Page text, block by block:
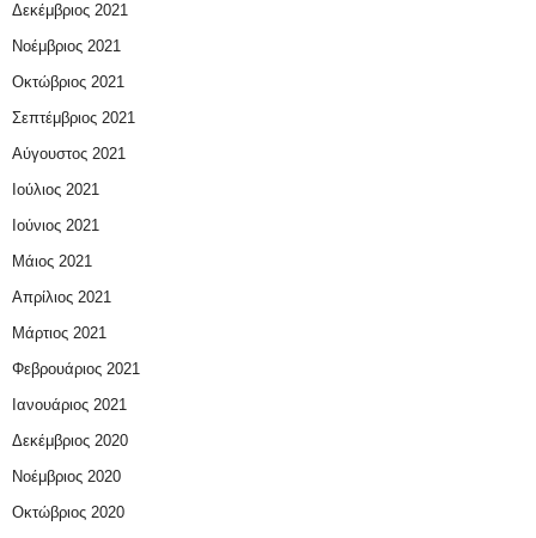
Δεκέμβριος 2021
Νοέμβριος 2021
Οκτώβριος 2021
Σεπτέμβριος 2021
Αύγουστος 2021
Ιούλιος 2021
Ιούνιος 2021
Μάιος 2021
Απρίλιος 2021
Μάρτιος 2021
Φεβρουάριος 2021
Ιανουάριος 2021
Δεκέμβριος 2020
Νοέμβριος 2020
Οκτώβριος 2020